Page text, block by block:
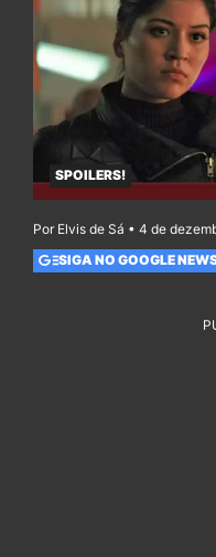
SPOILERS!
Por Elvis de Sá • 4 de
SIGA NO GOOGLE